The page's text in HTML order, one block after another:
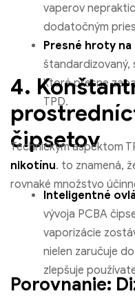
vaperov
dodatočným
Presné hroty
štandardizovaný,
ktoré presne
TPD.
4.
čipsetov
Technickým aspektom
nikotínu. to znamená,
rovnaké množstvo
Inteligentné
vývoja PCBA
vaporizácie
nielen zaručuje
zlepšuje
Porovnanie: